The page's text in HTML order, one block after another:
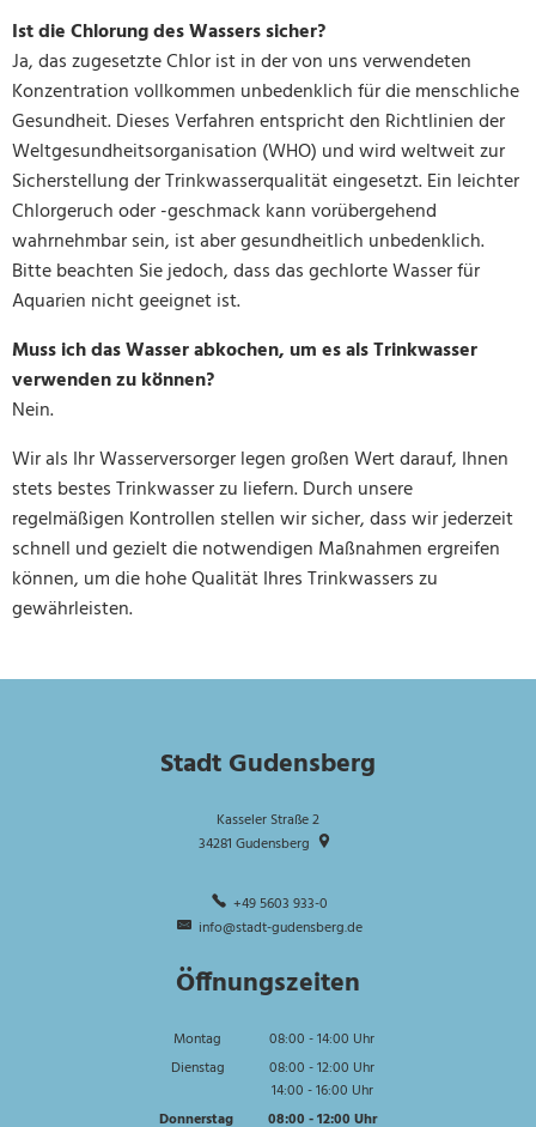
Ist die Chlorung des Wassers sicher?
Ja, das zugesetzte Chlor ist in der von uns verwendeten
Konzentration vollkommen unbedenklich für die menschliche
Gesundheit. Dieses Verfahren entspricht den Richtlinien der
Weltgesundheitsorganisation (WHO) und wird weltweit zur
Sicherstellung der Trinkwasserqualität eingesetzt. Ein leichter
Chlorgeruch oder -geschmack kann vorübergehend
wahrnehmbar sein, ist aber gesundheitlich unbedenklich.
Bitte beachten Sie jedoch, dass das gechlorte Wasser für
Aquarien nicht geeignet ist.
Muss ich das Wasser abkochen, um es als Trinkwasser
verwenden zu können?
Nein.
Wir als Ihr Wasserversorger legen großen Wert darauf, Ihnen
stets bestes Trinkwasser zu liefern. Durch unsere
regelmäßigen Kontrollen stellen wir sicher, dass wir jederzeit
schnell und gezielt die notwendigen Maßnahmen ergreifen
können, um die hohe Qualität Ihres Trinkwassers zu
gewährleisten.
Stadt Gudensberg
Kasseler Straße 2
34281 Gudensberg
+49 5603 933-0
info@stadt-gudensberg.de
Öffnungszeiten
Montag 08:00 -14:00 Uhr
Von 08:00 bis 14:00 Uhr
Dienstag 08:00 -12:00 Uhr
Von 08:00 bis 12:00 Uhr
14:00 -16:00 Uhr
Von 14:00 bis 16:00 Uhr
Donnerstag 08:00 -12:00 Uhr